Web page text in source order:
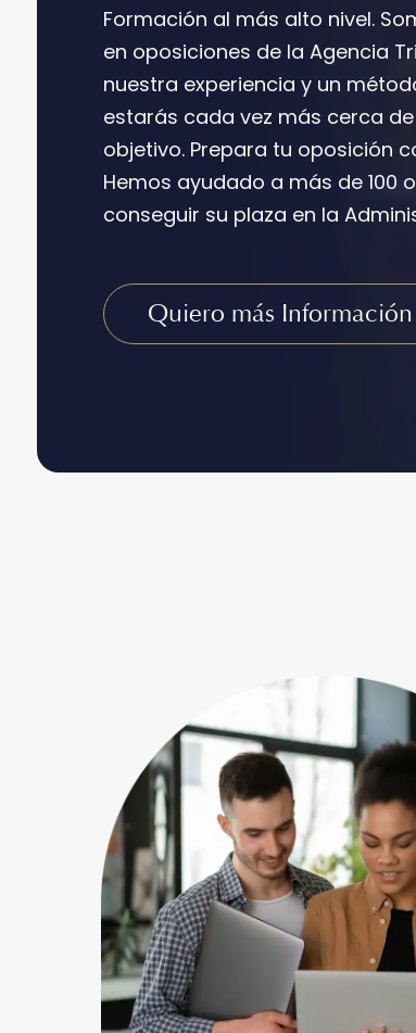
Formación al más alto nivel.
en oposiciones de la Agencia
nuestra experiencia y un
estarás cada vez más cerca
objetivo. Prepara tu oposición
Hemos ayudado a más de 100
conseguir su plaza en la
Quiero más Información